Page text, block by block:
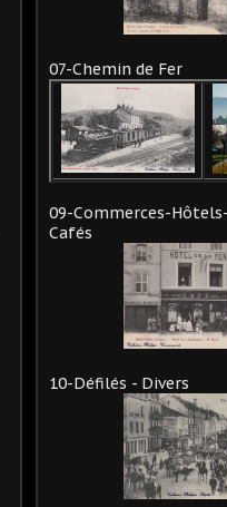
07-Chemin de Fer
09-Commerces-
Cafés
10-Défilés - Divers